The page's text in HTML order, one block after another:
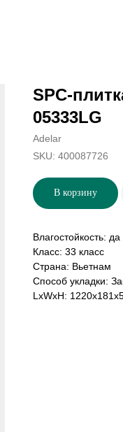
SPC-
05333LG
Adelar
SKU: 400087726
В корзину
Влагостойкость: да
Класс: 33 класс
Страна: Вьетнам
Способ укладки:
LxWxH: